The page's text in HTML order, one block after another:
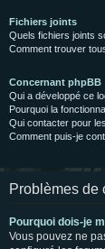
Fichiers joints
Quels fichiers joints
Comment trouver
Concernant phpBB
Qui a développé ce
Pourquoi la
Qui contacter pour
Comment puis-je
Problèmes de
Pourquoi dois-je
Vous pouvez ne